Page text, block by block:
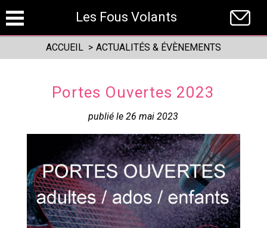
Les Fous Volants
ACCUEIL > ACTUALITÉS & ÉVÈNEMENTS
Portes Ouvertes 2023
publié le 26 mai 2023